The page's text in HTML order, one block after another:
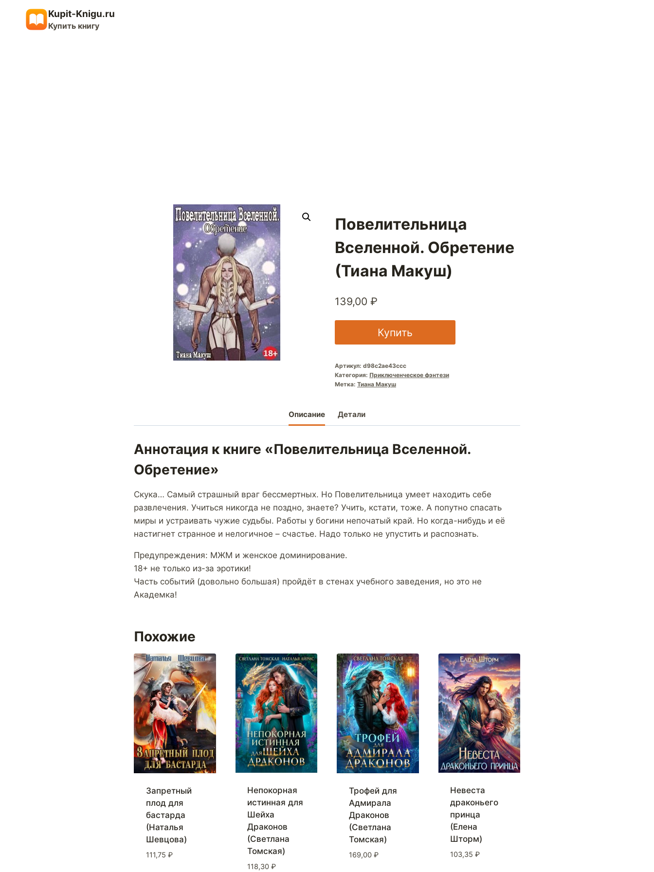
содержимому
Kupit-Knigu.ru
Купить книгу
Повелительница
Вселенной. Обретение
(Тиана Макуш)
139,00 ₽
Купить
Артикул: d98c2ae43ccc
Категория: Приключенческое фэнтези
Метка: Тиана Макуш
Описание Детали
Аннотация к книге «Повелительница Вселенной.
Обретение»
Скука… Самый страшный враг бессмертных. Но Повелительница умеет находить себе
развлечения. Учиться никогда не поздно, знаете? Учить, кстати, тоже. А попутно спасать
миры и устраивать чужие судьбы. Работы у богини непочатый край. Но когда-нибудь и её
настигнет странное и нелогичное – счастье. Надо только не упустить и распознать.
Предупреждения: МЖМ и женское доминирование.
18+ не только из-за эротики!
Часть событий (довольно большая) пройдёт в стенах учебного заведения, но это не
Академка!
Похожие
Запретный
плод для
бастарда
(Наталья
Шевцова)
111,75 ₽
Непокорная
истинная для
Шейха
Драконов
(Светлана
Томская)
118,30 ₽
Трофей для
Адмирала
Драконов
(Светлана
Томская)
169,00 ₽
Невеста
драконьего
принца
(Елена
Шторм)
103,35 ₽